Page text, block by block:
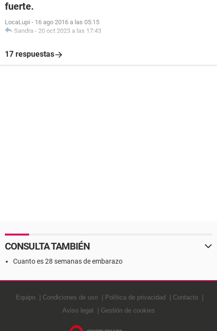
fuerte.
LocaLupi - 16 ago 2016 a las 05:15
Sandra - 20 oct 2023 a las 17:43
17 respuestas
CONSULTA TAMBIÉN
Cuanto es 28 semanas de embarazo
Equipo Condiciones de uso Política de privacidad
Contacto
Aviso legal
Gestión de cookies